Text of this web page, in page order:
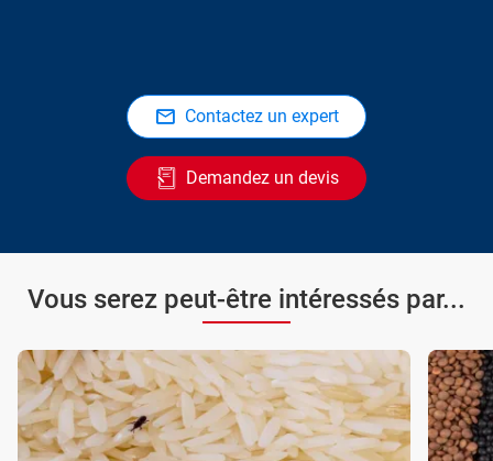
Contactez un expert
Demandez un devis
Vous serez peut-être intéressés par...